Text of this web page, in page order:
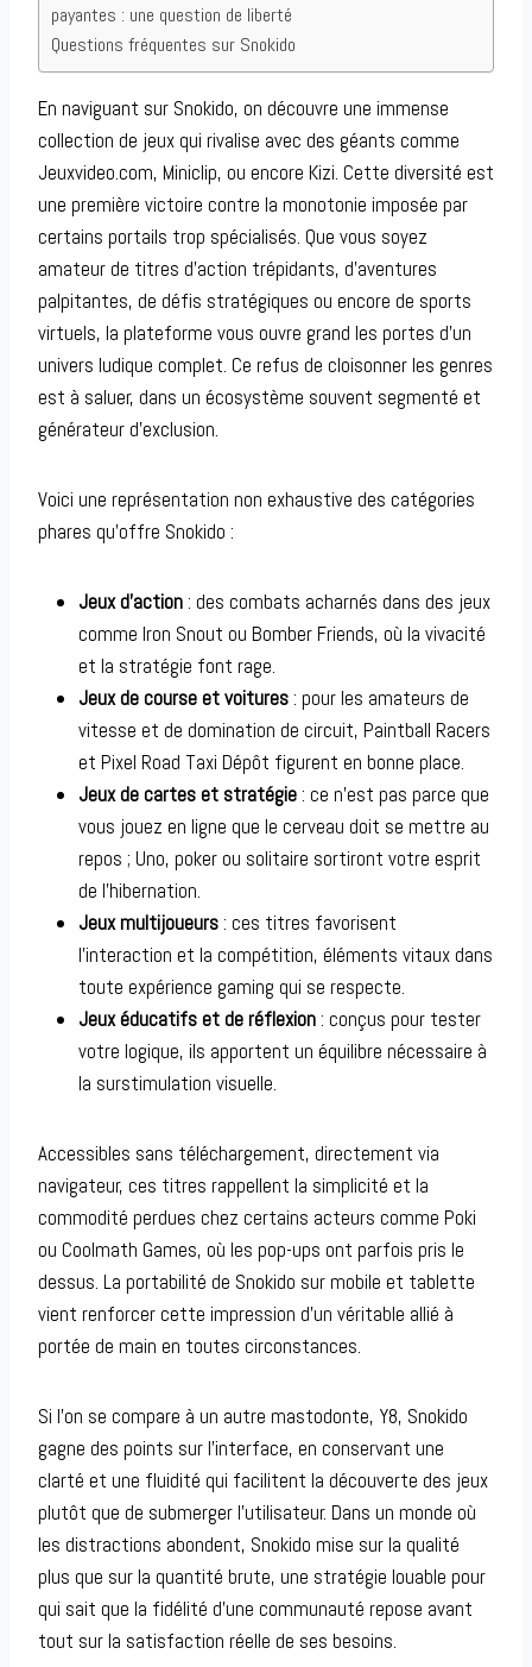
payantes : une question de liberté
Questions fréquentes sur Snokido
En naviguant sur Snokido, on découvre une immense
collection de jeux qui rivalise avec des géants comme
Jeuxvideo.com, Miniclip, ou encore Kizi. Cette diversité est
une première victoire contre la monotonie imposée par
certains portails trop spécialisés. Que vous soyez
amateur de titres d’action trépidants, d’aventures
palpitantes, de défis stratégiques ou encore de sports
virtuels, la plateforme vous ouvre grand les portes d’un
univers ludique complet. Ce refus de cloisonner les genres
est à saluer, dans un écosystème souvent segmenté et
générateur d’exclusion.
Voici une représentation non exhaustive des catégories
phares qu’offre Snokido :
Jeux d’action: des combats acharnés dans des jeux
comme Iron Snout ou Bomber Friends, où la vivacité
et la stratégie font rage.
Jeux de course et voitures: pour les amateurs de
vitesse et de domination de circuit, Paintball Racers
et Pixel Road Taxi Dépôt figurent en bonne place.
Jeux de cartes et stratégie: ce n’est pas parce que
vous jouez en ligne que le cerveau doit se mettre au
repos ; Uno, poker ou solitaire sortiront votre esprit
de l’hibernation.
Jeux multijoueurs: ces titres favorisent
l’interaction et la compétition, éléments vitaux dans
toute expérience gaming qui se respecte.
Jeux éducatifs et de réflexion: conçus pour tester
votre logique, ils apportent un équilibre nécessaire à
la surstimulation visuelle.
Accessibles sans téléchargement, directement via
navigateur, ces titres rappellent la simplicité et la
commodité perdues chez certains acteurs comme Poki
ou Coolmath Games, où les pop-ups ont parfois pris le
dessus. La portabilité de Snokido sur mobile et tablette
vient renforcer cette impression d’un véritable allié à
portée de main en toutes circonstances.
Si l’on se compare à un autre mastodonte, Y8, Snokido
gagne des points sur l’interface, en conservant une
clarté et une fluidité qui facilitent la découverte des jeux
plutôt que de submerger l’utilisateur. Dans un monde où
les distractions abondent, Snokido mise sur la qualité
plus que sur la quantité brute, une stratégie louable pour
qui sait que la fidélité d’une communauté repose avant
tout sur la satisfaction réelle de ses besoins.